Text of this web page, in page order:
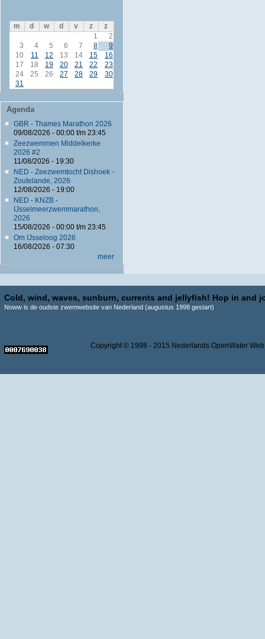
m d w d v z
z
1
2
3
4 5 6 7 8
9
10
11 12 13 14 15
16
17
18 19 20 21 22
23
24
25 26 27 28 29
30
31
Agenda
GBR - Thames Marathon 2026
09/08/2026 - 00:00t/m 23:45
Zeezwemmen Middelkerke
2026 #2
11/08/2026 - 19:30
NED - Zeezwemtocht Dishoek -
Zoutelande, 2026
12/08/2026 - 19:00
NED - KNZB -
IJsselmeerzwemmarathon,
2026
15/08/2026 - 00:00t/m 23:45
Om IJsseloog 2026
16/08/2026 - 07:30
meer
Cold, wind, waves, sunburn, currents and jellyfish! Hop in and
Noww is de oudste zwemwebsite van Nederland (augustus 1998 gestart)
Copyright © 1998 - 2015 Nederlands OpenWater